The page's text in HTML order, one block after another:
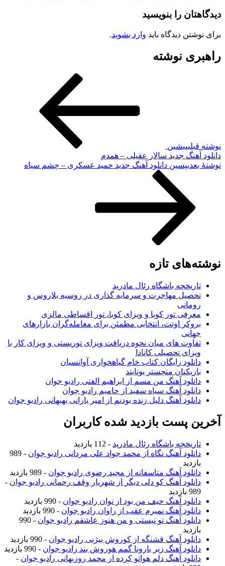
دیدگاهتان را بنویسید
برای نوشتن دیدگاه باید وارد بشوید.
راهبری نوشته
نوشته قبلیپیشین
دانلود آهنگ جدید سالار عقیلی – همدم
نوشته‌ٔ بعدیپسین دانلود آهنگ جدید حمید عسکری – چشم سیاه
نوشته‌های تازه
تاریخچه باشگاه رئال مادرید
تحصیل مهاجرت و سرمایه گذاری در روسیه بلاروس و
رومانی
معرفی تور کوبا و ویزای کوبا، تور اقساطی مالزی
بروکر اوتت، انتخابی مطمئن برای معامله‌گران بازارهای
جهانی
تفاوت های میان نحوه دریافت ویزای توریستی و ویزای کار با
ویزای تحصیلی کانادا
دانلود رایگان کتاب خام گیاهخواری آوانسیان
بازیکنان منچستر یونایتد
دانلود آهنگ من مسم از ابراهیم الفتی رادیو جوان
دانلود آهنگ سیاه سفید از حامیم رادیو جوان
دانلود آهنگ دلیل زنده بودنم از امیر بارانی بهبهانی رادیو جوان
آخرین پست بازدید شده کاربران
تاریخچه باشگاه رئال مادرید - 112 بازدید
دانلود آهنگ نگاه از محمد جواد علی مردانی رادیو جوان
- 989
بازدید
دانلود آهنگ متاسفانه از مجید رضوی رادیو جوان - 989 بازدید
دانلود آهنگ کو دلی دیگر از شهریار وقف رحمانی رادیو جوان -
989 بازدید
دانلود آهنگ حیف من بود از نوان رادیو جوان - 990 بازدید
دانلود آهنگ نمیرم عقب از راوان رادیو جوان - 990 بازدید
دانلود آهنگ تو نیستی و من هنوز عاشقم رادیو جوان
- 990
بازدید
دانلود آهنگ قشنگه از کوروش بیژنی رادیو جوان - 990 بازدید
دانلود آهنگ زیر بارونا گمم هوروش بند رادیو جوان - 990 بازدید
دانلود آهنگ دلم هواتو کرده از محمد روزبهانی رادیو جوان -